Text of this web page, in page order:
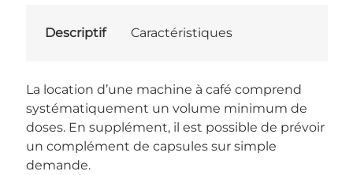
Descriptif Caractéristiques
La location d’une machine à café comprend
systématiquement un volume minimum de
doses. En supplément, il est possible de prévoir
un complément de capsules sur simple
demande.